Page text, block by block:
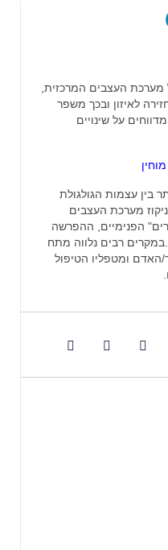
מערכת העצבים המרכזית,
לאיזון ובכך משפר
על שינויים
בין עצמות הגולגולת
מערכת העצבים
הפנימיים, ההפרשה
רבים נלווה מתח
האדם ומטפליו הטיפול